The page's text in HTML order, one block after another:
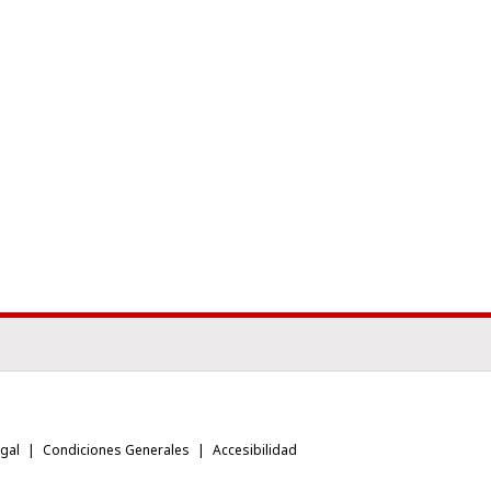
Condiciones Generales Accesibilidad